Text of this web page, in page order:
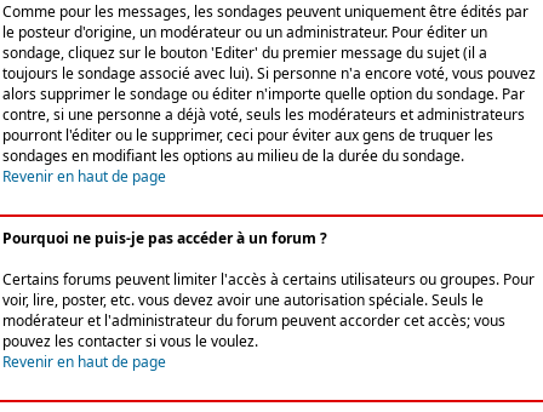
Comme pour les messages, les sondages peuvent uniquement être édités par
le posteur d'origine, un modérateur ou un administrateur. Pour éditer un
sondage, cliquez sur le bouton 'Editer' du premier message du sujet (il a
toujours le sondage associé avec lui). Si personne n'a encore voté, vous pouvez
alors supprimer le sondage ou éditer n'importe quelle option du sondage. Par
contre, si une personne a déjà voté, seuls les modérateurs et administrateurs
pourront l'éditer ou le supprimer, ceci pour éviter aux gens de truquer les
sondages en modifiant les options au milieu de la durée du sondage.
Revenir en haut de page
Pourquoi ne puis-je pas accéder à un forum ?
Certains forums peuvent limiter l'accès à certains utilisateurs ou groupes. Pour
voir, lire, poster, etc. vous devez avoir une autorisation spéciale. Seuls le
modérateur et l'administrateur du forum peuvent accorder cet accès; vous
pouvez les contacter si vous le voulez.
Revenir en haut de page